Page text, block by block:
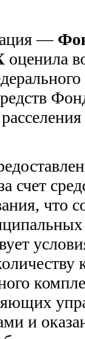
—
оценила
счет
что
и